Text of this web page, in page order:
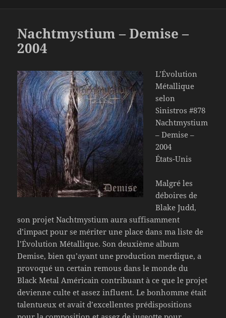
Nachtmystium – Demise –
2004
L’Évolution
Métallique
selon
Sinistros #878
Nachtmystium
– Demise –
2004
États-Unis
Malgré les
déboires de
Blake Judd,
son projet Nachtmystium aura suffisamment
d’impact pour se mériter une place dans ma liste de
l’Évolution Métallique. Son deuxième album
Demise, bien qu’ayant une production merdique, a
provoqué un certain remous dans le monde du
Black Metal Américain contribuant à ce que le projet
devienne culte et assez influent. Le bonhomme était
talentueux et avait d’excellentes prédispositions